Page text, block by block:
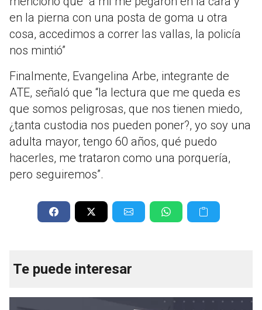
en la pierna con una posta de goma u otra
cosa, accedimos a correr las vallas, la policía
nos mintió”
Finalmente, Evangelina Arbe, integrante de
ATE, señaló que “la lectura que me queda es
que somos peligrosas, que nos tienen miedo,
¿tanta custodia nos pueden poner?, yo soy una
adulta mayor, tengo 60 años, qué puedo
hacerles, me trataron como una porquería,
pero seguiremos”.
Te puede interesar